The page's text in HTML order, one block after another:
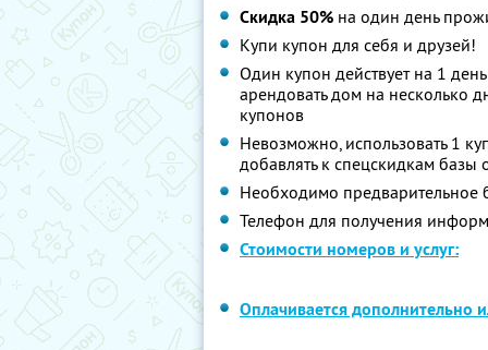
Скидка 50% на один день
Купи купон для себя и друзей!
Один купон действует на 1
арендовать дом на несколько
купонов
Невозможно, использовать 1
добавлять к спецскидкам базы
Необходимо предварительное
Телефон для получения
Стоимости номеров и услуг:
Оплачивается дополнительно